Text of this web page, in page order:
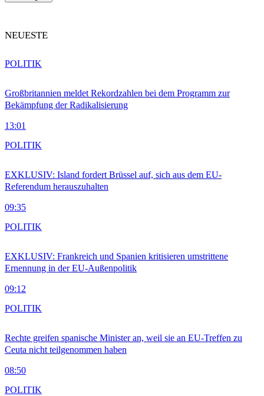
NEUESTE
Großbritannien meldet Rekordzahlen bei dem Programm zur
Bekämpfung der Radikalisierung
13:01
POLITIK
EXKLUSIV: Island fordert Brüssel auf, sich aus dem EU-
Referendum herauszuhalten
09:35
POLITIK
EXKLUSIV: Frankreich und Spanien kritisieren umstrittene
Ernennung in der EU-Außenpolitik
09:12
POLITIK
Rechte greifen spanische Minister an, weil sie an EU-Treffen zu
Ceuta nicht teilgenommen haben
08:50
POLITIK
POLITIK